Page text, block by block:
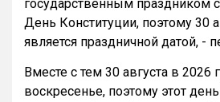
государственным праздником
День Конституции, поэтому 30
является праздничной датой, -
Вместе с тем 30 августа в 2026
воскресенье, поэтому этот